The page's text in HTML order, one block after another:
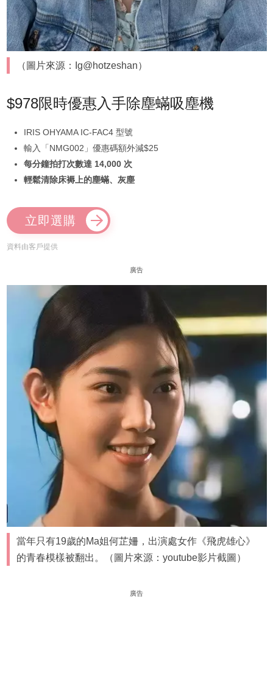
（圖片來源：Ig@hotzeshan）
$978限時優惠入手除塵蟎吸塵機
IRIS OHYAMA IC-FAC4 型號
輸入「NMG002」優惠碼額外減$25
每分鐘拍打次數達 14,000 次
輕鬆清除床褥上的塵蟎、灰塵
立即選購
資料由客戶提供
廣告
當年只有19歲的Ma姐何芷姍，出演處女作《飛虎雄心》
的青春模樣被翻出。（圖片來源：youtube影片截圖）
廣告